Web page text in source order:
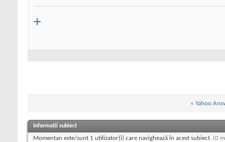
+
« Yahoo
Informații subiect
Momentan este/sunt 1 utilizator(i) care navighează în acest subiect. (0